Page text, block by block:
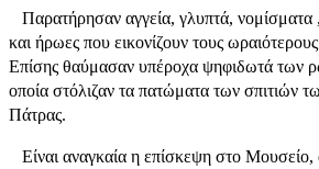
Παρατήρησαν αγγεία, γλυπτά,
και ήρωες που εικονίζουν τους
Επίσης θαύμασαν υπέροχα ψηφιδωτά των
οποία στόλιζαν τα πατώματα των σπιτιών
Πάτρας.
Είναι αναγκαία η επίσκεψη στο Μουσείο,